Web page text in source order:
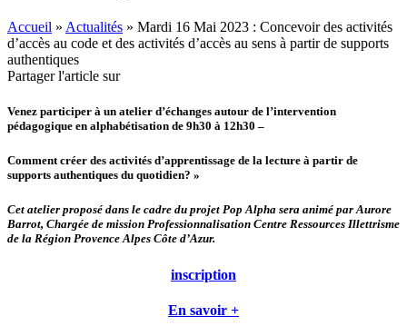
Accueil » Actualités » Mardi 16 Mai 2023 : Concevoir des activités
d’accès au code et des activités d’accès au sens à partir de supports
authentiques
Partager l'article sur
Venez participer à un atelier d’échanges autour de l’intervention
pédagogique en alphabétisation de 9h30 à 12h30 –
Comment créer des activités d’apprentissage de la lecture à partir de
supports authentiques du quotidien? »
Cet atelier proposé dans le cadre du projet Pop Alpha sera animé par Aurore
Barrot, Chargée de mission Professionnalisation Centre Ressources Illettrisme
de la Région Provence Alpes Côte d’Azur.
inscription
En savoir +